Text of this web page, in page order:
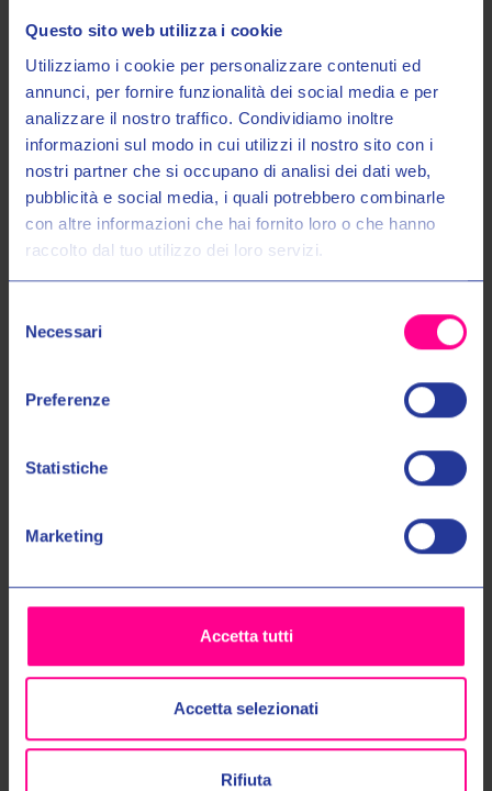
Questo sito web utilizza i cookie
Utilizziamo i cookie per personalizzare contenuti ed
annunci, per fornire funzionalità dei social media e per
analizzare il nostro traffico. Condividiamo inoltre
informazioni sul modo in cui utilizzi il nostro sito con i
nostri partner che si occupano di analisi dei dati web,
pubblicità e social media, i quali potrebbero combinarle
con altre informazioni che hai fornito loro o che hanno
raccolto dal tuo utilizzo dei loro servizi.
delNecessari
Preferenze
Statistiche
Marketing
Accetta tutti
Accetta selezionati
Rifiuta
Alpinestar S.p.A Alpinestar S.p.A
€39,00
€30,00
SPEDIZIONI 48/72
40 ANNI DI
ESPERIENZA
CALL CENTER
Entra nel mondo Valeri Sport
Ricevi in anteprima novità, promozioni esclusive e uno
SCONTO DEL 10%sul tuo primo acquisto!
Email:
Autorizzo il trattamento dei miei dati personali nel modo e per gli
scopi indicati nell'Informativa sulla